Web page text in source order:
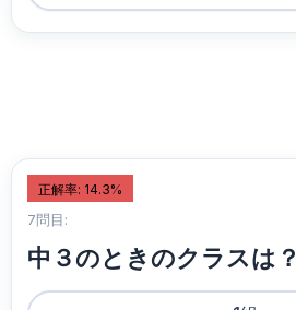
正解率: 14.3%
7問目:
中３のときのクラスは？